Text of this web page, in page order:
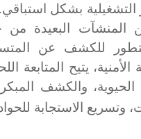
التشغيلية بشكل
المنشآت البعيدة من
للكشف عن
الأمنية، يتيح المتابعة
الحيوية، والكشف
وتسريع الاستجابة